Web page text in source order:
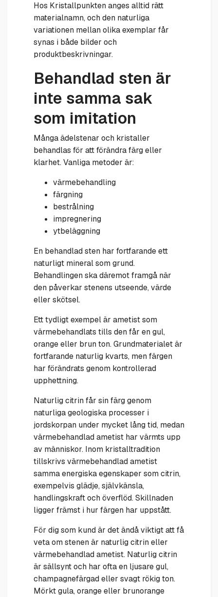
Hos Kristallpunkten anges alltid rätt
materialnamn, och den naturliga
variationen mellan olika exemplar får
synas i både bilder och
produktbeskrivningar.
Behandlad sten är
inte samma sak
som imitation
Många ädelstenar och kristaller
behandlas för att förändra färg eller
klarhet. Vanliga metoder är:
värmebehandling
färgning
bestrålning
impregnering
ytbeläggning
En behandlad sten har fortfarande ett
naturligt mineral som grund.
Behandlingen ska däremot framgå när
den påverkar stenens utseende, värde
eller skötsel.
Ett tydligt exempel är ametist som
värmebehandlats tills den får en gul,
orange eller brun ton. Grundmaterialet är
fortfarande naturlig kvarts, men färgen
har förändrats genom kontrollerad
upphettning.
Naturlig citrin får sin färg genom
naturliga geologiska processer i
jordskorpan under mycket lång tid, medan
värmebehandlad ametist har värmts upp
av människor. Inom kristalltradition
tillskrivs värmebehandlad ametist
samma energiska egenskaper som citrin,
exempelvis glädje, självkänsla,
handlingskraft och överflöd. Skillnaden
ligger främst i hur färgen har uppstått.
För dig som kund är det ändå viktigt att få
veta om stenen är naturlig citrin eller
värmebehandlad ametist. Naturlig citrin
är sällsynt och har ofta en ljusare gul,
champagnefärgad eller svagt rökig ton.
Mörkt gula, orange eller brunorange